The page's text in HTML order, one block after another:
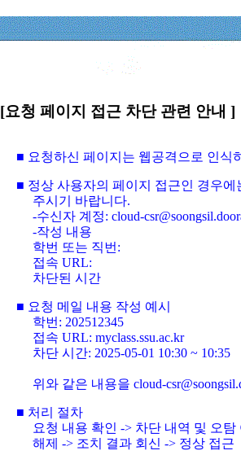
[요청 페이지 접근 차단 관련 안내 ]
■ 요청하신 페이지는 웹공격으로 인식
■ 정상 사용자의 페이지 접근인 경우
주시기 바랍니다.
-수신자 계정: cloud-
-작성 내용
학번 또는 직번:
접속 URL:
차단된 시간
■ 요청 메일 내용 작성 예시
학번: 202512345
접속 URL: myclass.ssu.ac.kr
차단 시간: 2025-05-01 10:30 ~ 10:35
위와 같은 내용을 cloud-
■ 처리 절차
요청 내용 확인 -> 차단 내역 및 오
해제 -> 조치 결과 회신 -> 정상 접근